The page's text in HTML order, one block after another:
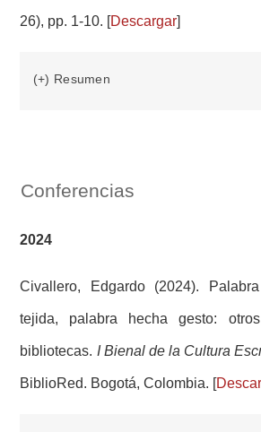
26), pp. 1-10. [Descargar]
(+) Resumen
Conferencias
2024
Civallero, Edgardo (2024).
tejida, palabra hecha gesto:
bibliotecas. I Bienal de la Cultura
BiblioRed. Bogotá, Colombia. [